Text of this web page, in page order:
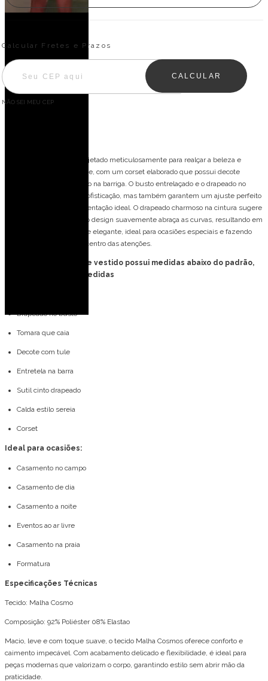
Entregas para o CEP:
Calcular Fretes e Prazos
CALCULAR
NÃO SEI MEU CEP
Vestido longo de festa projetado meticulosamente para realçar a beleza e
elegância de quem o veste, com um corset elaborado que possui decote
sedutor e corte estratégico na barriga. O busto entrelaçado e o drapeado no
corset não só adicionam sofisticação, mas também garantem um ajuste perfeito
com barbatanas para sustentação ideal. O drapeado charmoso na cintura sugere
um sutil cinto, enquanto o design suavemente abraça as curvas, resultando em
um visual deslumbrante e elegante, ideal para ocasiões especiais e fazendo
com que a pessoa seja o centro das atenções.
FORMA PEQUENA: esse vestido possui medidas abaixo do padrão,
consulte tabela de medidas
Drapeado no busto
Tomara que caia
Decote com tule
Entretela na barra
Sutil cinto drapeado
Calda estilo sereia
Corset
Ideal para ocasiões:
Casamento no campo
Casamento de dia
Casamento a noite
Eventos ao ar livre
Casamento na praia
Formatura
Especificações Técnicas
Tecido: Malha Cosmo
Composição: 92% Poliéster 08% Elastao
Macio, leve e com toque suave, o tecido Malha Cosmos oferece conforto e
caimento impecável. Com acabamento delicado e flexibilidade, é ideal para
peças modernas que valorizam o corpo, garantindo estilo sem abrir mão da
praticidade.